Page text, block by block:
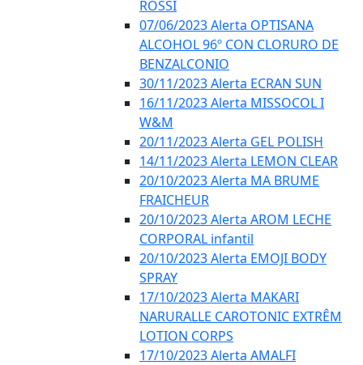
ROSSI
07/06/2023 Alerta OPTISANA
ALCOHOL 96º CON CLORURO DE
BENZALCONIO
30/11/2023 Alerta ECRAN SUN
16/11/2023 Alerta MISSOCOL I
W&M
20/11/2023 Alerta GEL POLISH
14/11/2023 Alerta LEMON CLEAR
20/10/2023 Alerta MA BRUME
FRAICHEUR
20/10/2023 Alerta AROM LECHE
CORPORAL infantil
20/10/2023 Alerta EMOJI BODY
SPRAY
17/10/2023 Alerta MAKARI
NARURALLE CAROTONIC EXTRÊM
LOTION CORPS
17/10/2023 Alerta AMALFI